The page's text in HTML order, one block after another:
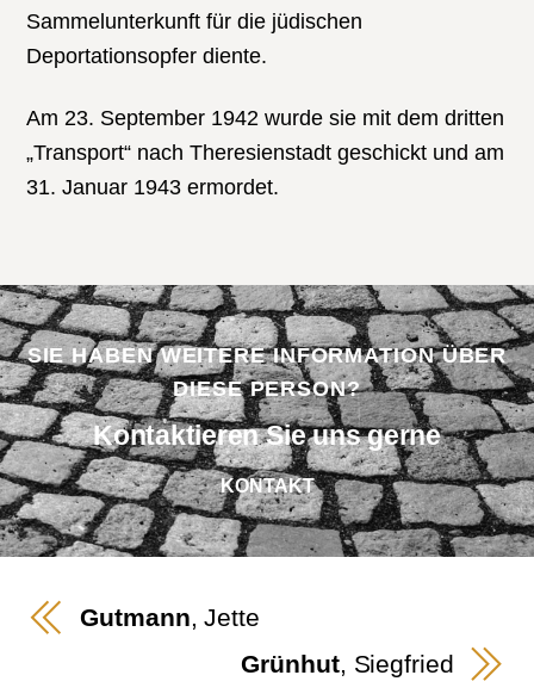
Sammelunterkunft für die jüdischen
Deportationsopfer diente.
Am 23. September 1942 wurde sie mit dem dritten
„Transport“ nach Theresienstadt geschickt und am
31. Januar 1943 ermordet.
SIE HABEN WEITERE INFORMATION ÜBER
DIESE PERSON?
Kontaktieren Sie uns gerne
KONTAKT
Gutmann, Jette
Grünhut, Siegfried